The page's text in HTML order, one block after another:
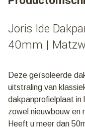
Joris Ide
40mm |
Deze geïsoleerde
uitstraling van
dakpanprofielplaat in
zowel nieuwbouw en
Heeft u meer dan